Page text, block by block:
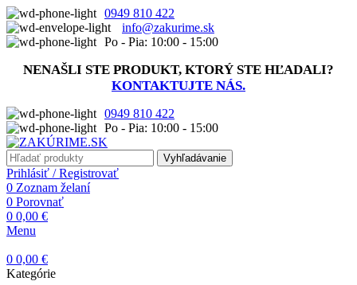
0949 810 422
info@zakurime.sk
Po - Pia: 10:00 - 15:00
NENAŠLI STE PRODUKT, KTORÝ STE HĽADALI?
KONTAKTUJTE NÁS.
0949 810 422
Po - Pia: 10:00 - 15:00
Vyhľadávanie
Prihlásiť / Registrovať
0 Zoznam želaní
0 Porovnať
0 0,00 €
Menu
0 0,00 €
Kategórie